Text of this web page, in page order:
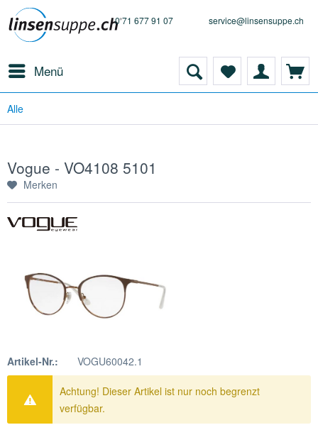
0 71 677 91 07 service@linsensuppe.ch
Menü
Alle
Vogue - VO4108 5101
Merken
Artikel-Nr.: VOGU60042.1
Achtung! Dieser Artikel ist nur noch begrenzt
verfügbar.